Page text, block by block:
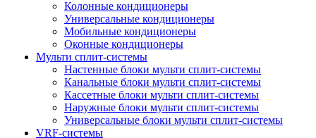
Колонные кондиционеры
Универсальные кондиционеры
Мобильные кондиционеры
Оконные кондиционеры
Мульти сплит-системы
Настенные блоки мульти сплит-системы
Канальные блоки мульти сплит-системы
Кассетные блоки мульти сплит-системы
Наружные блоки мульти сплит-системы
Универсальные блоки мульти сплит-системы
VRF-системы